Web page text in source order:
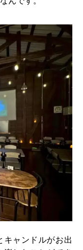
キャンドルがお出